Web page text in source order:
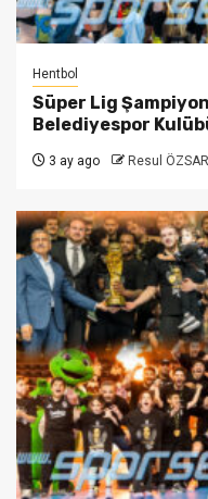
Hentbol
Süper Lig
Belediyespor
3 ay ago Resul